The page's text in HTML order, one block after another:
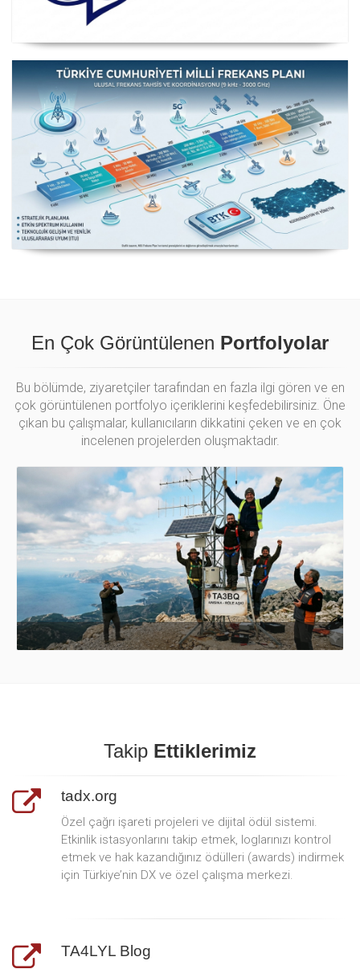
Posta ve Telekomünikasyon İdareleri Avrupa Konferansı
Milli Frekans Planı
En Çok Görüntülenen Portfolyolar
Bu bölümde, ziyaretçiler tarafından en fazla ilgi gören ve en
çok görüntülenen portfolyo içeriklerini keşfedebilirsiniz. Öne
çıkan bu çalışmalar, kullanıcıların dikkatini çeken ve en çok
incelenen projelerden oluşmaktadır.
Takip Ettiklerimiz
tadx.org
Özel çağrı işareti projeleri ve dijital ödül sistemi.
Etkinlik istasyonlarını takip etmek, loglarınızı kontrol
etmek ve hak kazandığınız ödülleri (awards) indirmek
için Türkiye’nin DX ve özel çalışma merkezi.
TA4LYL Blog